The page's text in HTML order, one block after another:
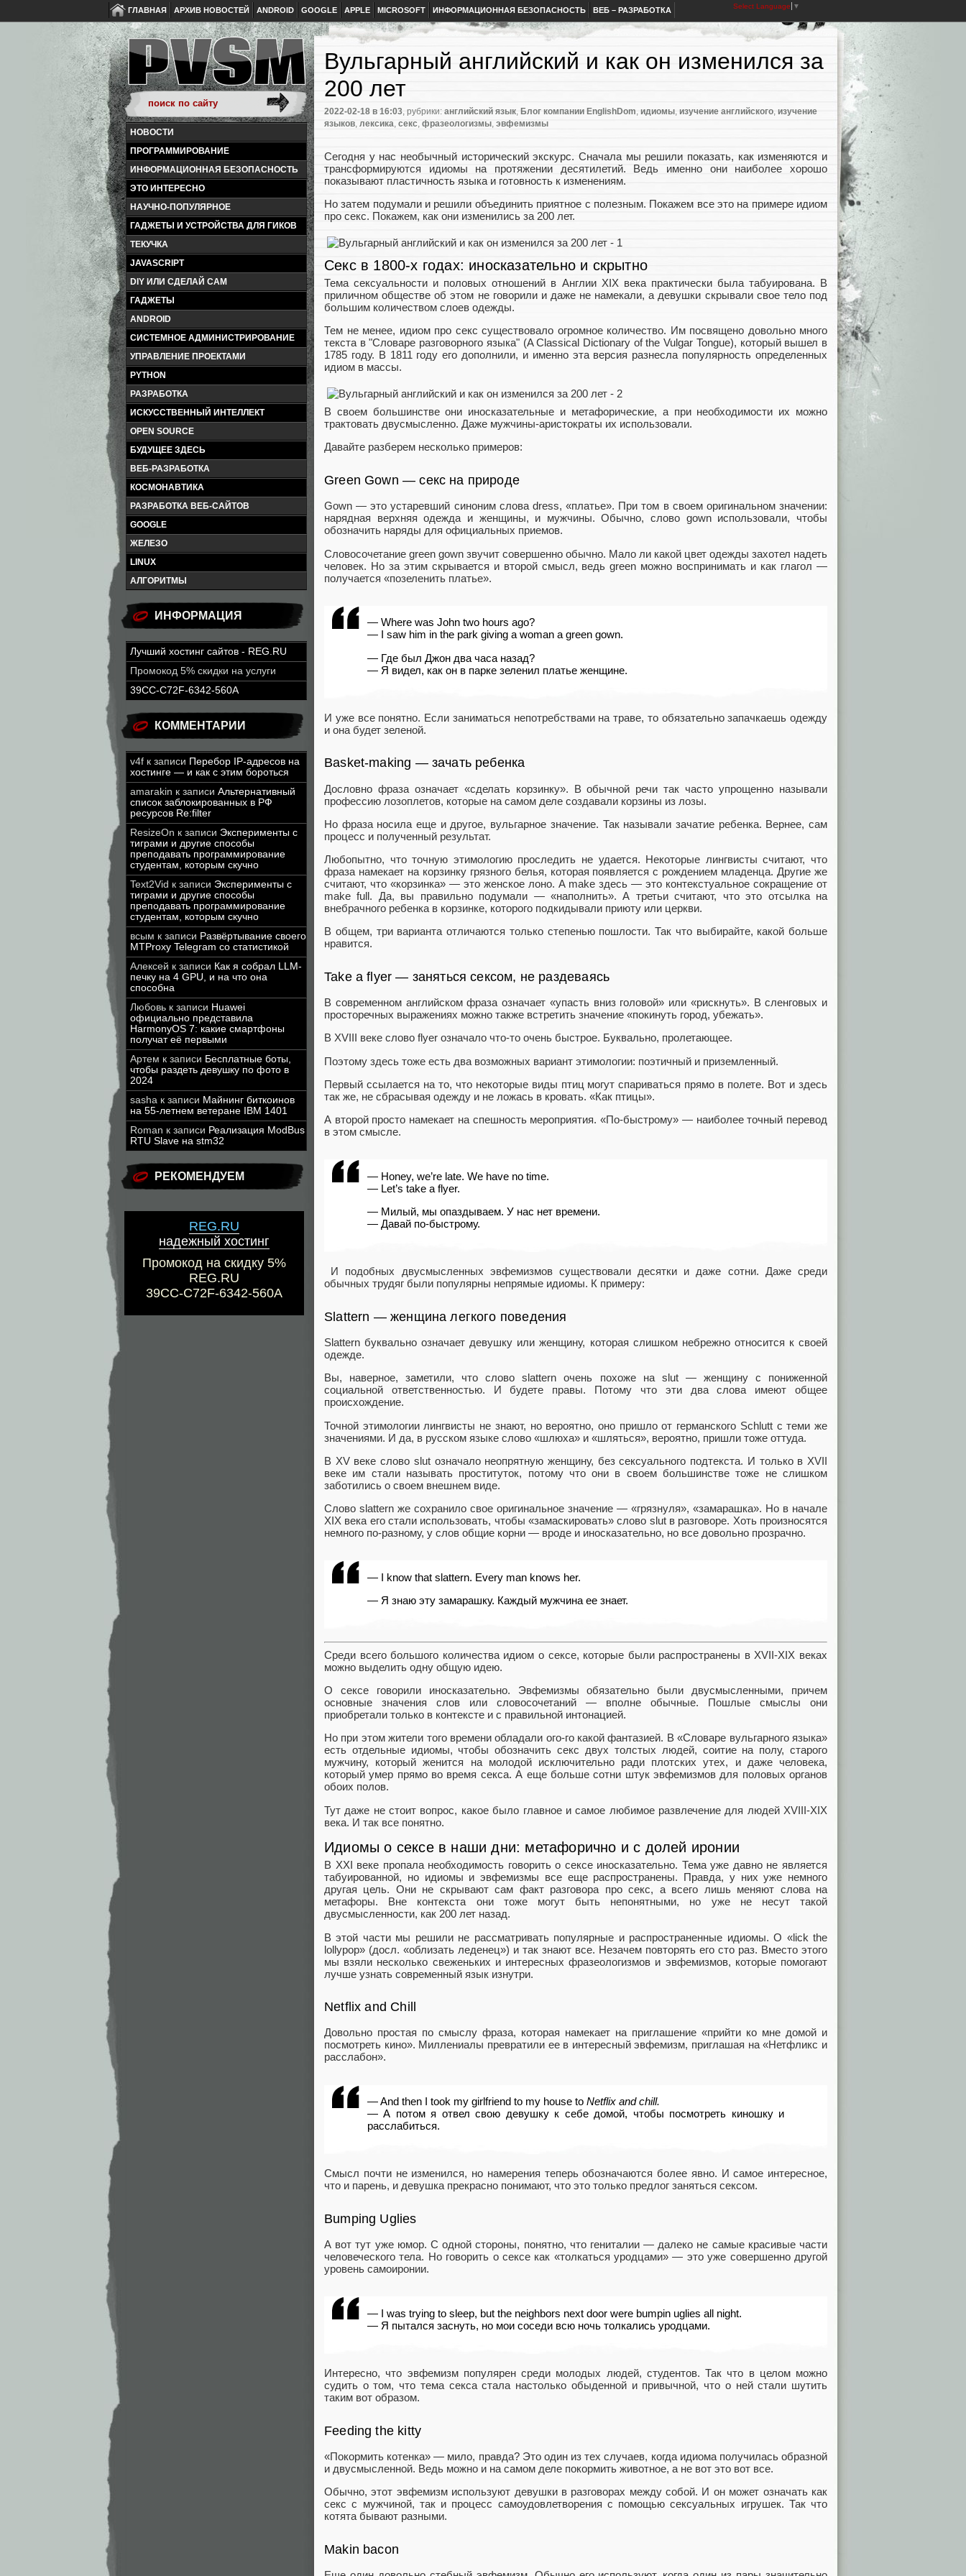
ГЛАВНАЯ АРХИВ НОВОСТЕЙ ANDROID GOOGLE APPLE MICROSOFT ИНФОРМАЦИОННАЯ БЕЗОПАСНОСТЬ ВЕБ – РАЗРАБОТКА Select Language ▼
НОВОСТИ
ПРОГРАММИРОВАНИЕ
ИНФОРМАЦИОННАЯ БЕЗОПАСНОСТЬ
ЭТО ИНТЕРЕСНО
НАУЧНО-ПОПУЛЯРНОЕ
ГАДЖЕТЫ И УСТРОЙСТВА ДЛЯ ГИКОВ
ТЕКУЧКА
JAVASCRIPT
DIY ИЛИ СДЕЛАЙ САМ
ГАДЖЕТЫ
ANDROID
СИСТЕМНОЕ АДМИНИСТРИРОВАНИЕ
УПРАВЛЕНИЕ ПРОЕКТАМИ
PYTHON
РАЗРАБОТКА
ИСКУССТВЕННЫЙ ИНТЕЛЛЕКТ
OPEN SOURCE
БУДУЩЕЕ ЗДЕСЬ
ВЕБ-РАЗРАБОТКА
КОСМОНАВТИКА
РАЗРАБОТКА ВЕБ-САЙТОВ
GOOGLE
ЖЕЛЕЗО
LINUX
АЛГОРИТМЫ
ИНФОРМАЦИЯ
Лучший хостинг сайтов - REG.RU
Промокод 5% скидки на услуги
39CC-C72F-6342-560A
КОММЕНТАРИИ
v4f к записи Перебор IP-адресов на
хостинге — и как с этим бороться
amarakin к записи Альтернативный
список заблокированных в РФ
ресурсов Re:filter
ResizeOn к записи Эксперименты с
тиграми и другие способы
преподавать программирование
студентам, которым скучно
Text2Vid к записи Эксперименты с
тиграми и другие способы
преподавать программирование
студентам, которым скучно
всым к записи Развёртывание своего
MTProxy Telegram со статистикой
Алексей к записи Как я собрал LLM-
печку на 4 GPU, и на что она
способна
Любовь к записи Huawei
официально представила
HarmonyOS 7: какие смартфоны
получат её первыми
Артем к записи Бесплатные боты,
чтобы раздеть девушку по фото в
2024
sasha к записи Майнинг биткоинов
на 55-летнем ветеране IBM 1401
Roman к записи Реализация ModBus
RTU Slave на stm32
РЕКОМЕНДУЕМ
REG.RU
надежный хостинг
Промокод на скидку 5%
REG.RU
39CC-C72F-6342-560A
Вульгарный английский и как он изменился за
200 лет
2022-02-18 в 16:03, рубрики: английский язык, Блог компании EnglishDom, идиомы, изучение английского, изучение
языков, лексика, секс, фразеологизмы, эвфемизмы
Сегодня у нас необычный исторический экскурс. Сначала мы решили показать, как изменяются и
трансформируются идиомы на протяжении десятилетий. Ведь именно они наиболее хорошо
показывают пластичность языка и готовность к изменениям.
Но затем подумали и решили объединить приятное с полезным. Покажем все это на примере идиом
про секс. Покажем, как они изменились за 200 лет.
Секс в 1800-х годах: иносказательно и скрытно
Тема сексуальности и половых отношений в Англии XIX века практически была табуирована. В
приличном обществе об этом не говорили и даже не намекали, а девушки скрывали свое тело под
большим количеством слоев одежды.
Тем не менее, идиом про секс существовало огромное количество. Им посвящено довольно много
текста в "Словаре разговорного языка" (A Classical Dictionary of the Vulgar Tongue), который вышел в
1785 году. В 1811 году его дополнили, и именно эта версия разнесла популярность определенных
идиом в массы.
В своем большинстве они иносказательные и метафорические, а при необходимости их можно
трактовать двусмысленно. Даже мужчины-аристократы их использовали.
Давайте разберем несколько примеров:
Green Gown — секс на природе
Gown — это устаревший синоним слова dress, «платье». При том в своем оригинальном значении:
нарядная верхняя одежда и женщины, и мужчины. Обычно, слово gown использовали, чтобы
обозначить наряды для официальных приемов.
Словосочетание green gown звучит совершенно обычно. Мало ли какой цвет одежды захотел надеть
человек. Но за этим скрывается и второй смысл, ведь green можно воспринимать и как глагол —
получается «позеленить платье».
— Where was John two hours ago?
— I saw him in the park giving a woman a green gown.
— Где был Джон два часа назад?
— Я видел, как он в парке зеленил платье женщине.
И уже все понятно. Если заниматься непотребствами на траве, то обязательно запачкаешь одежду
и она будет зеленой.
Basket-making — зачать ребенка
Дословно фраза означает «сделать корзинку». В обычной речи так часто упрощенно называли
профессию лозоплетов, которые на самом деле создавали корзины из лозы.
Но фраза носила еще и другое, вульгарное значение. Так называли зачатие ребенка. Вернее, сам
процесс и полученный результат.
Любопытно, что точную этимологию проследить не удается. Некоторые лингвисты считают, что
фраза намекает на корзинку грязного белья, которая появляется с рождением младенца. Другие же
считают, что «корзинка» — это женское лоно. А make здесь — это контекстуальное сокращение от
make full. Да, вы правильно подумали — «наполнить». А третьи считают, что это отсылка на
внебрачного ребенка в корзинке, которого подкидывали приюту или церкви.
В общем, три варианта отличаются только степенью пошлости. Так что выбирайте, какой больше
нравится.
Take a flyer — заняться сексом, не раздеваясь
В современном английском фраза означает «упасть вниз головой» или «рискнуть». В сленговых и
просторечных выражениях можно также встретить значение «покинуть город, убежать».
В XVIII веке слово flyer означало что-то очень быстрое. Буквально, пролетающее.
Поэтому здесь тоже есть два возможных вариант этимологии: поэтичный и приземленный.
Первый ссылается на то, что некоторые виды птиц могут спариваться прямо в полете. Вот и здесь
так же, не сбрасывая одежду и не ложась в кровать. «Как птицы».
А второй просто намекает на спешность мероприятия. «По-быстрому» — наиболее точный перевод
в этом смысле.
— Honey, we’re late. We have no time.
— Let’s take a flyer.
— Милый, мы опаздываем. У нас нет времени.
— Давай по-быстрому.
И подобных двусмысленных эвфемизмов существовали десятки и даже сотни. Даже среди
обычных трудяг были популярны непрямые идиомы. К примеру:
Slattern — женщина легкого поведения
Slattern буквально означает девушку или женщину, которая слишком небрежно относится к своей
одежде.
Вы, наверное, заметили, что слово slattern очень похоже на slut — женщину с пониженной
социальной ответственностью. И будете правы. Потому что эти два слова имеют общее
происхождение.
Точной этимологии лингвисты не знают, но вероятно, оно пришло от германского Schlutt с теми же
значениями. И да, в русском языке слово «шлюха» и «шляться», вероятно, пришли тоже оттуда.
В XV веке слово slut означало неопрятную женщину, без сексуального подтекста. И только в XVII
веке им стали называть проституток, потому что они в своем большинстве тоже не слишком
заботились о своем внешнем виде.
Слово slattern же сохранило свое оригинальное значение — «грязнуля», «замарашка». Но в начале
XIX века его стали использовать, чтобы «замаскировать» слово slut в разговоре. Хоть произносятся
немного по-разному, у слов общие корни — вроде и иносказательно, но все довольно прозрачно.
— I know that slattern. Every man knows her.
— Я знаю эту замарашку. Каждый мужчина ее знает.
Среди всего большого количества идиом о сексе, которые были распространены в XVII-XIX веках
можно выделить одну общую идею.
О сексе говорили иносказательно. Эвфемизмы обязательно были двусмысленными, причем
основные значения слов или словосочетаний — вполне обычные. Пошлые смыслы они
приобретали только в контексте и с правильной интонацией.
Но при этом жители того времени обладали ого-го какой фантазией. В «Словаре вульгарного языка»
есть отдельные идиомы, чтобы обозначить секс двух толстых людей, соитие на полу, старого
мужчину, который женится на молодой исключительно ради плотских утех, и даже человека,
который умер прямо во время секса. А еще больше сотни штук эвфемизмов для половых органов
обоих полов.
Тут даже не стоит вопрос, какое было главное и самое любимое развлечение для людей XVIII-XIX
века. И так все понятно.
Идиомы о сексе в наши дни: метафорично и с долей иронии
В XXI веке пропала необходимость говорить о сексе иносказательно. Тема уже давно не является
табуированной, но идиомы и эвфемизмы все еще распространены. Правда, у них уже немного
другая цель. Они не скрывают сам факт разговора про секс, а всего лишь меняют слова на
метафоры. Вне контекста они тоже могут быть непонятными, но уже не несут такой
двусмысленности, как 200 лет назад.
В этой части мы решили не рассматривать популярные и распространенные идиомы. О «lick the
lollypop» (досл. «облизать леденец») и так знают все. Незачем повторять его сто раз. Вместо этого
мы взяли несколько свеженьких и интересных фразеологизмов и эвфемизмов, которые помогают
лучше узнать современный язык изнутри.
Netflix and Chill
Довольно простая по смыслу фраза, которая намекает на приглашение «прийти ко мне домой и
посмотреть кино». Миллениалы превратили ее в интересный эвфемизм, приглашая на «Нетфликс и
расслабон».
— And then I took my girlfriend to my house to Netflix and chill.
— А потом я отвел свою девушку к себе домой, чтобы посмотреть киношку и
расслабиться.
Смысл почти не изменился, но намерения теперь обозначаются более явно. И самое интересное,
что и парень, и девушка прекрасно понимают, что это только предлог заняться сексом.
Bumping Uglies
А вот тут уже юмор. С одной стороны, понятно, что гениталии — далеко не самые красивые части
человеческого тела. Но говорить о сексе как «толкаться уродцами» — это уже совершенно другой
уровень самоиронии.
— I was trying to sleep, but the neighbors next door were bumpin uglies all night.
— Я пытался заснуть, но мои соседи всю ночь толкались уродцами.
Интересно, что эвфемизм популярен среди молодых людей, студентов. Так что в целом можно
судить о том, что тема секса стала настолько обыденной и привычной, что о ней стали шутить
таким вот образом.
Feeding the kitty
«Покормить котенка» — мило, правда? Это один из тех случаев, когда идиома получилась образной
и двусмысленной. Ведь можно и на самом деле покормить животное, а не вот это вот все.
Обычно, этот эвфемизм используют девушки в разговорах между собой. И он может означать как
секс с мужчиной, так и процесс самоудовлетворения с помощью сексуальных игрушек. Так что
котята бывают разными.
Makin bacon